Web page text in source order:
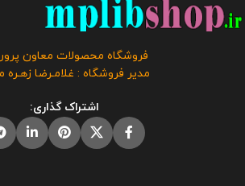
فروشگاه محصولات معاون
مدیر فروشگاه : غلامـرضا
اشتراک گذاری: